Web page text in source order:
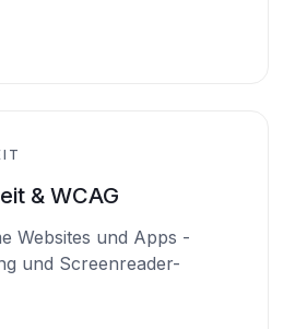
& WCAG
Websites und Apps -
und Screenreader-